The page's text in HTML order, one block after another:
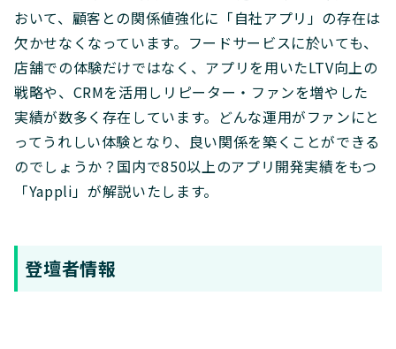
おいて、顧客との関係値強化に「自社アプリ」の存在は
欠かせなくなっています。フードサービスに於いても、
店舗での体験だけではなく、アプリを用いたLTV向上の
戦略や、CRMを活用しリピーター・ファンを増やした
実績が数多く存在しています。どんな運用がファンにと
ってうれしい体験となり、良い関係を築くことができる
のでしょうか？国内で850以上のアプリ開発実績をもつ
「Yappli」が解説いたします。
登壇者情報